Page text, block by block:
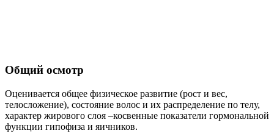
Общий осмотр
Оценивается общее физическое развитие (рост и вес,
телосложение), состояние волос и их распределение по телу,
характер жирового слоя –косвенные показатели гормональной
функции гипофиза и яичников.